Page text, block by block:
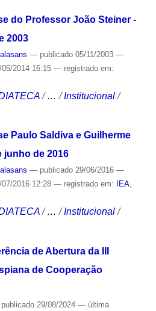
do Professor João Steiner -
2003
— publicado05/11/2003 —
2014 16:15 — registrado em:
/…/Institucional /
Paulo Saldiva e Guilherme
junho de 2016
— publicado29/06/2016 —
2016 12:28 — registrado em: IEA,
/ …/Institucional /
de Abertura da III
de Cooperação
publicado29/08/2024 — última